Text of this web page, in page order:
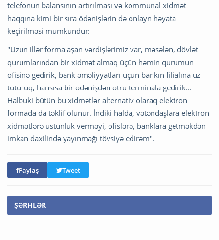
telefonun balansının artırılması və kommunal xidmət
haqqına kimi bir sıra ödənişlərin də onlayn həyata
keçirilməsi mümkündür:
"Uzun illər formalaşan vərdişlərimiz var, məsələn, dövlət
qurumlarından bir xidmət almaq üçün həmin qurumun
ofisinə gedirik, bank əməliyyatları üçün bankın filialına üz
tuturuq, hansısa bir ödənişdən ötrü terminala gedirik...
Halbuki bütün bu xidmətlər alternativ olaraq elektron
formada da təklif olunur. İndiki halda, vətəndaşlara elektron
xidmətlərə üstünlük verməyi, ofislərə, banklara getməkdən
imkan daxilində yayınmağı tövsiyə edirəm".
Paylaş Tweet
ŞƏRHLƏR